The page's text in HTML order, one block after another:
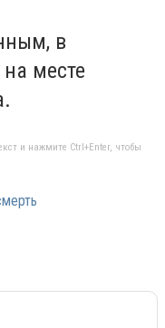
в
на месте
и нажмите Ctrl+Enter, чтобы